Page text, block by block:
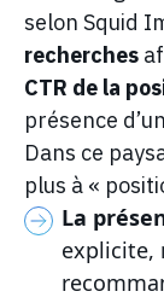
selon Squid
recherches
CTR de la
présence
Dans ce
plus à «
La
explicite,